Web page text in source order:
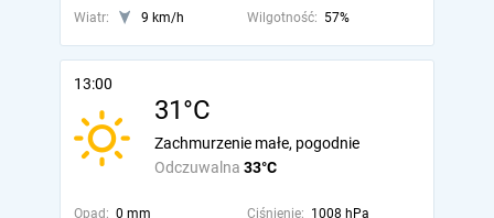
Wiatr:
9 km/h Wilgotność: 57%
13:00
31°C
Odczuwalna 33°C
Zachmurzenie małe, pogodnie
Opad: 0 mm Ciśnienie: 1008 hPa